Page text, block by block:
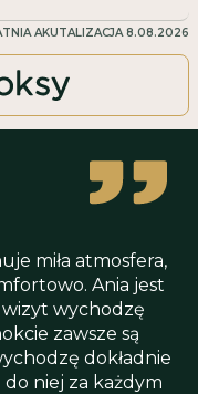
AKUTALIZACJA 8.08.2026
miła atmosfera,
Ania jest
wizyt wychodzę
zawsze są
dokładnie
do niej za każdym